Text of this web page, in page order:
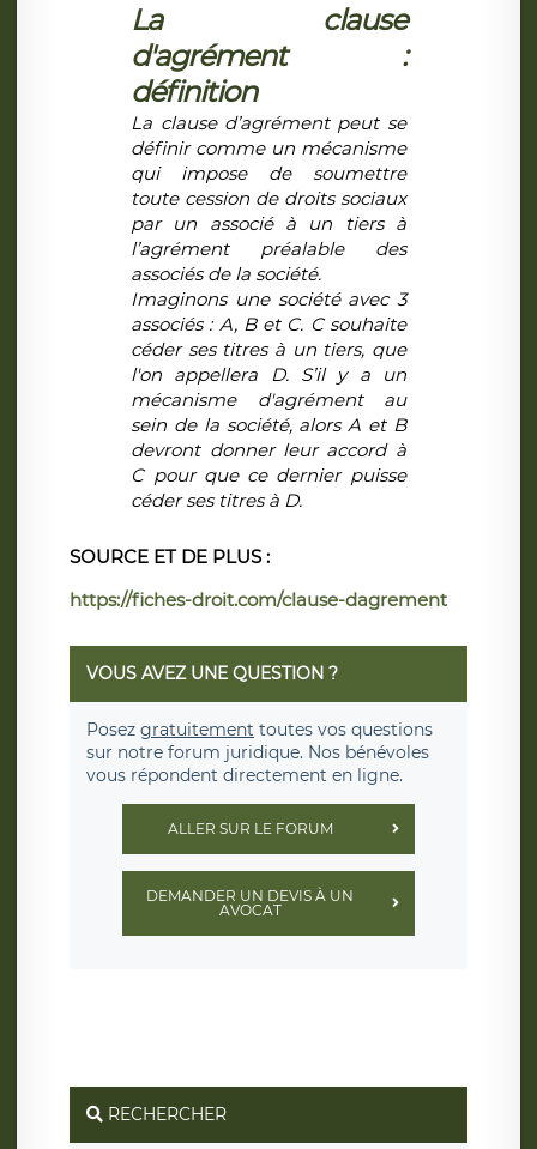
La clause
d'agrément :
définition
La clause d’agrément peut se
définir comme un mécanisme
qui impose de soumettre
toute cession de droits sociaux
par un associé à un tiersà
l’agrément préalable des
associésde la société.
Imaginons une société avec 3
associés : A, B et C. C souhaite
céder ses titres à un tiers, que
l'on appellera D. S’il y a un
mécanisme d'agrément au
sein de la société, alors A et B
devront donner leur accord à
C pour que ce dernier puisse
céder ses titres à D.
SOURCE ET DE PLUS :
https://fiches-droit.com/clause-dagrement
VOUS AVEZ UNE QUESTION ?
Posez gratuitement toutes vos questions
sur notre forum juridique. Nos bénévoles
vous répondent directement en ligne.
ALLER SUR LE FORUM
DEMANDER UN DEVIS À UN
AVOCAT
RECHERCHER